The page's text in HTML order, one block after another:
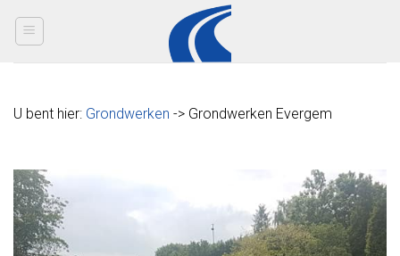
U bent hier: Grondwerken -> Grondwerken Evergem